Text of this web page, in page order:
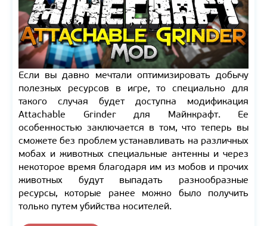
Если вы давно мечтали оптимизировать добычу
полезных ресурсов в игре, то специально для
такого случая будет доступна модификация
Attachable Grinder для Майнкрафт. Ее
особенностью заключается в том, что теперь вы
сможете без проблем устанавливать на различных
мобах и животных специальные антенны и через
некоторое время благодаря им из мобов и прочих
животных будут выпадать разнообразные
ресурсы, которые ранее можно было получить
только путем убийства носителей.